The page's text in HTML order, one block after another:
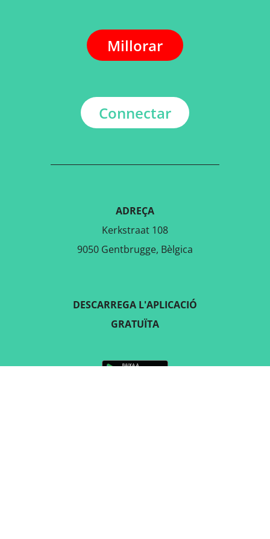
Millorar
Connectar
ADREÇA
Kerkstraat 108
9050 Gentbrugge, Bèlgica
DESCARREGA L'APLICACIÓ
GRATUÏTA